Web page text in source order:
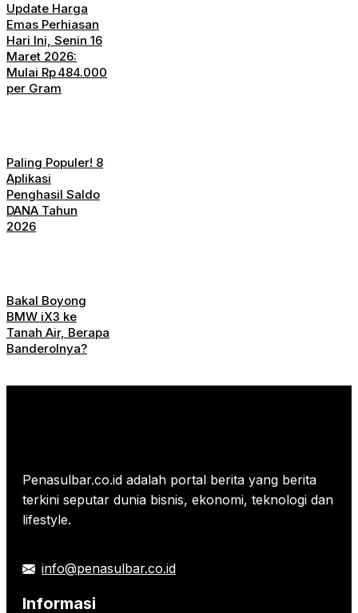
Update Harga
Emas Perhiasan
Hari Ini, Senin 16
Maret 2026:
Mulai Rp 484.000
per Gram
Paling Populer! 8
Aplikasi
Penghasil Saldo
DANA Tahun
2026
Bakal Boyong
BMW iX3 ke
Tanah Air, Berapa
Banderolnya?
Penasulbar.co.id adalah portal berita yang berita
terkini seputar dunia bisnis, ekonomi, teknologi dan
lifestyle.
info@penasulbar.co.id
Informasi